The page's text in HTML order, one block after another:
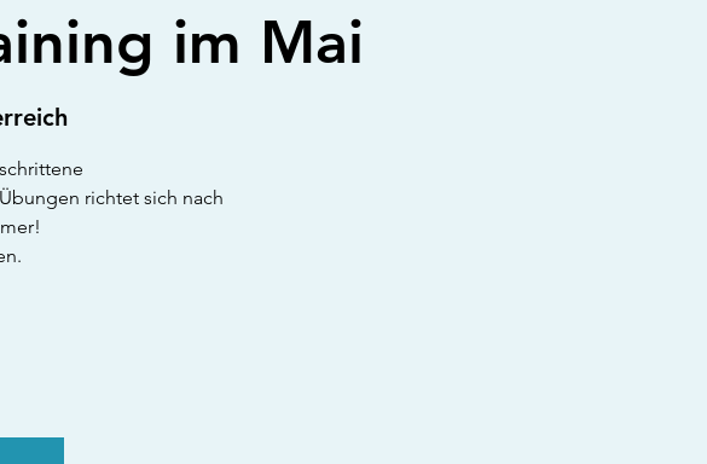
im Mai
richtet sich nach